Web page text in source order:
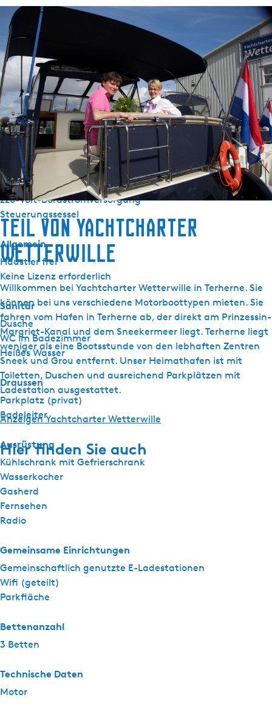
Anker mit Handwinde
Ruderlagenanzeige
Tiefenmesser
Tachometer
Navigationslichter
GPS
Oberlicht
Wählen Sie
Heizung verfügbar
Landstromanschluss vorhanden
Bugstrahlruder
Wassertank
Abwassertank
220-Volt-Bordstromversorgung
Steuerungssessel
Allgemein
Haustier frei
Keine Lizenz erforderlich
Sanitär
Dusche
WC im Badezimmer
Heißes Wasser
Draussen
Parkplatz (privat)
Badeleiter
Ausrüstung
Kühlschrank mit Gefrierschrank
Wasserkocher
Gasherd
Fernsehen
Radio
Gemeinsame Einrichtungen
Gemeinschaftlich genutzte E-Ladestationen
Wifi (geteilt)
Parkfläche
Bettenanzahl
3 Betten
Technische Daten
Motor
Teil von Yachtcharter
Wetterwille
Willkommen bei Yachtcharter Wetterwille in Terherne. Sie
können bei uns verschiedene Motorboottypen mieten. Sie
fahren vom Hafen in Terherne ab, der direkt am Prinzessin-
Margriet-Kanal und dem Sneekermeer liegt. Terherne liegt
weniger als eine Bootsstunde von den lebhaften Zentren
Sneek und Grou entfernt. Unser Heimathafen ist mit
Toiletten, Duschen und ausreichend Parkplätzen mit
Ladestation ausgestattet.
Anzeigen Yachtcharter Wetterwille
Hier finden Sie auch